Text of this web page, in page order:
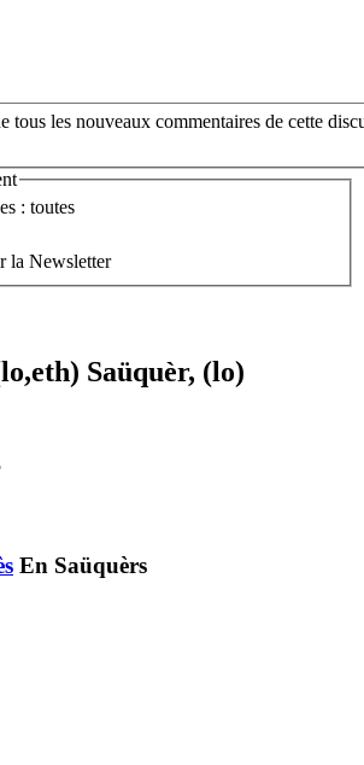
tous les nouveaux commentaires de cette
: toutes
la Newsletter
Saüquèr, (lo)
En Saüquèrs